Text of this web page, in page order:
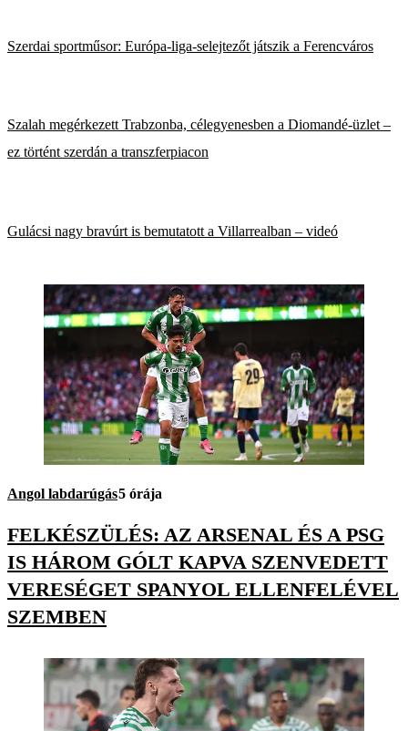
Szerdai sportműsor: Európa-liga-selejtezőt játszik a Ferencváros
Szalah megérkezett Trabzonba, célegyenesben a Diomandé-üzlet –
ez történt szerdán a transzferpiacon
Gulácsi nagy bravúrt is bemutatott a Villarrealban – videó
Angol labdarúgás5 órája
FELKÉSZÜLÉS: AZ ARSENAL ÉS A PSG
IS HÁROM GÓLT KAPVA SZENVEDETT
VERESÉGET SPANYOL ELLENFELÉVEL
SZEMBEN